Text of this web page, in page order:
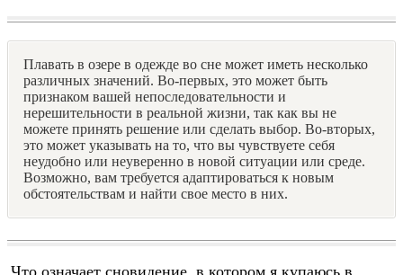
Плавать в озере в одежде во сне может иметь несколько
различных значений. Во-первых, это может быть
признаком вашей непоследовательности и
нерешительности в реальной жизни, так как вы не
можете принять решение или сделать выбор. Во-вторых,
это может указывать на то, что вы чувствуете себя
неудобно или неуверенно в новой ситуации или среде.
Возможно, вам требуется адаптироваться к новым
обстоятельствам и найти свое место в них.
Что означает сновидение, в котором я купаюсь в